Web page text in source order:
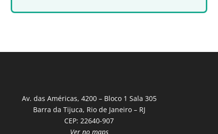
Av. das Américas, 4200 – Bloco 1 Sala 305
Barra da Tijuca, Rio de Janeiro – RJ
CEP: 22640-907
Ver no maps